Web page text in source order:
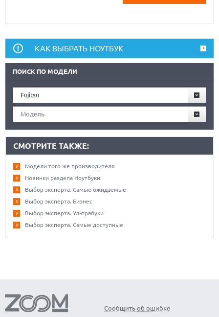
КАК ВЫБРАТЬ НОУТБУК
ПОИСК ПО МОДЕЛИ
Fujitsu
Модель
СМОТРИТЕ ТАКЖЕ:
Модели того же производителя
Новинки раздела Ноутбуки.
Выбор эксперта. Самые ожидаемые
Выбор эксперта. Бизнес
Выбор эксперта. Ультрабуки
Выбор эксперта. Самые доступные
Сообщить об ошибке